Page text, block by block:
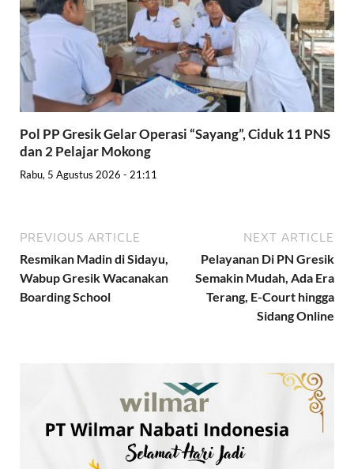
Pol PP Gresik Gelar Operasi “Sayang”, Ciduk 11 PNS
dan 2 Pelajar Mokong
Rabu, 5 Agustus 2026 - 21:11
PREVIOUS ARTICLE
Resmikan Madin di Sidayu,
Wabup Gresik Wacanakan
Boarding School
NEXT ARTICLE
Pelayanan Di PN Gresik
Semakin Mudah, Ada Era
Terang, E-Court hingga
Sidang Online